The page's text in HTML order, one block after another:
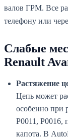
валов ГРМ. Все
телефону или
Слабые
Renault
Растяжение
Цепь может
особенно при
P0011,
капота. В